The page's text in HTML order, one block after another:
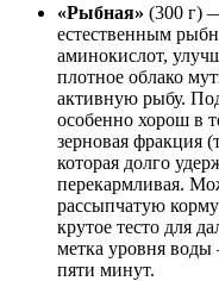
«Рыбная» (300 г)
естественным
аминокислот,
плотное облако
активную рыбу.
особенно хорош в
зерновая фракция
которая долго
перекармливая.
рассыпчатую
крутое тесто для
метка уровня
пяти минут.